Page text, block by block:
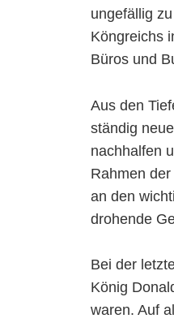
ungefällig
Köngreichs
Büros und
Aus den
ständig
nachhalfen
Rahmen der
an den
drohende
Bei der
König
waren. Auf